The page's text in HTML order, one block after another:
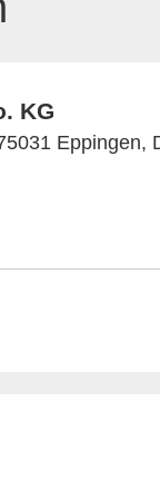
KG
Eppingen,